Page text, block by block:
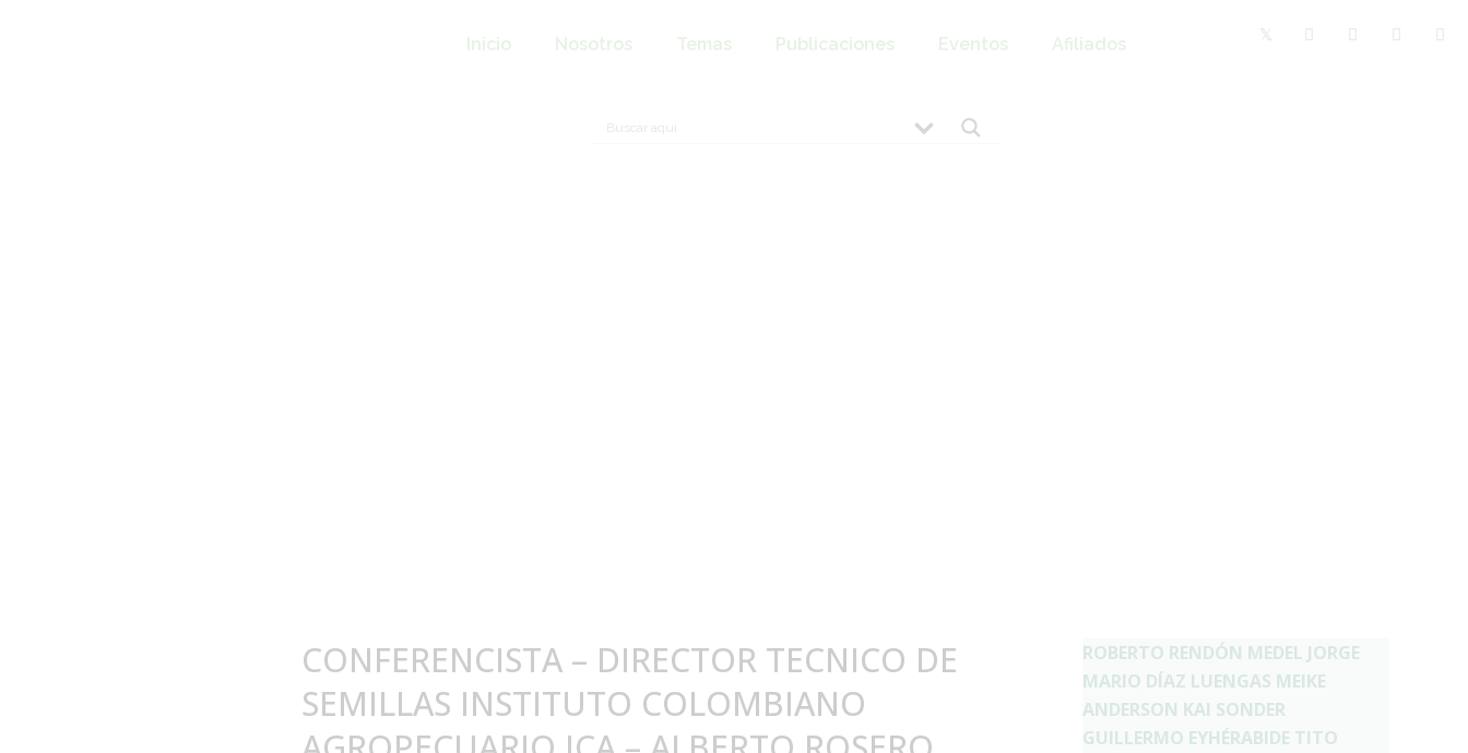
Inicio Nosotros Temas Publicaciones Eventos Afiliados
CONFERENCISTA – DIRECTOR TECNICO DE
SEMILLAS INSTITUTO COLOMBIANO
ROBERTO RENDÓN MEDEL JORGE
MARIO DÍAZ LUENGAS MEIKE
ANDERSON KAI SONDER
GUILLERMO EYHÉRABIDE TITO